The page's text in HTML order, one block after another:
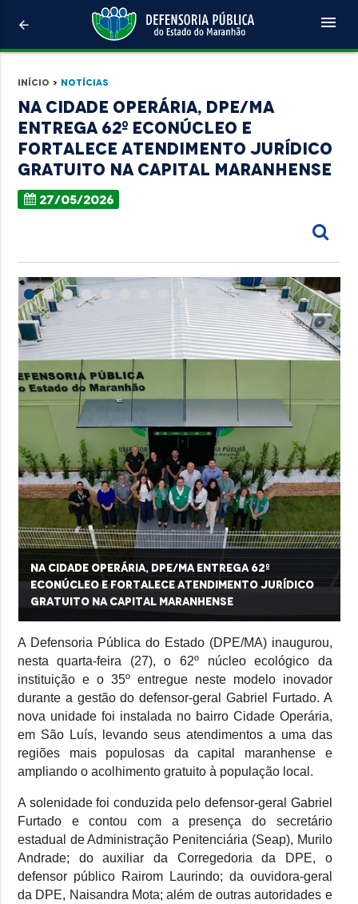
arrow_back menu
Início > Notícias
Na Cidade Operária, DPE/MA
entrega 62º econúcleo e
fortalece atendimento jurídico
gratuito na capital maranhense
27/05/2026
Na Cidade Operária, DPE/MA entrega 62º
econúcleo e fortalece atendimento jurídico
gratuito na capital maranhense
A Defensoria Pública do Estado (DPE/MA) inaugurou,
nesta quarta-feira (27), o 62º núcleo ecológico da
instituição e o 35º entregue neste modelo inovador
durante a gestão do defensor-geral Gabriel Furtado. A
nova unidade foi instalada no bairro Cidade Operária,
em São Luís, levando seus atendimentos a uma das
regiões mais populosas da capital maranhense e
ampliando o acolhimento gratuito à população local.
A solenidade foi conduzida pelo defensor-geral Gabriel
Furtado e contou com a presença do secretário
estadual de Administração Penitenciária (Seap), Murilo
Andrade; do auxiliar da Corregedoria da DPE, o
defensor público Rairom Laurindo; da ouvidora-geral
da DPE, Naisandra Mota; além de outras autoridades e